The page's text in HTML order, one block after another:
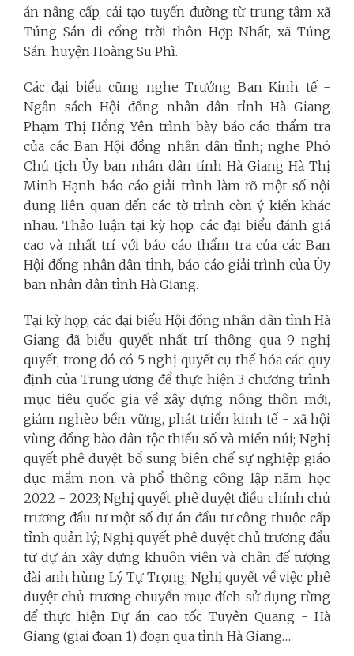
án nâng cấp, cải tạo tuyến đường từ trung tâm xã
Túng Sán đi cổng trời thôn Hợp Nhất, xã Túng
Sán, huyện Hoàng Su Phì.
Các đại biểu cũng nghe Trưởng Ban Kinh tế -
Ngân sách Hội đồng nhân dân tỉnh Hà Giang
Phạm Thị Hồng Yên trình bày báo cáo thẩm tra
của các Ban Hội đồng nhân dân tỉnh; nghe Phó
Chủ tịch Ủy ban nhân dân tỉnh Hà Giang Hà Thị
Minh Hạnh báo cáo giải trình làm rõ một số nội
dung liên quan đến các tờ trình còn ý kiến khác
nhau. Thảo luận tại kỳ họp, các đại biểu đánh giá
cao và nhất trí với báo cáo thẩm tra của các Ban
Hội đồng nhân dân tỉnh, báo cáo giải trình của Ủy
ban nhân dân tỉnh Hà Giang.
Tại kỳ họp, các đại biểu Hội đồng nhân dân tỉnh Hà
Giang đã biểu quyết nhất trí thông qua 9 nghị
quyết, trong đó có 5 nghị quyết cụ thể hóa các quy
định của Trung ương để thực hiện 3 chương trình
mục tiêu quốc gia về xây dựng nông thôn mới,
giảm nghèo bền vững, phát triển kinh tế - xã hội
vùng đồng bào dân tộc thiểu số và miền núi; Nghị
quyết phê duyệt bổ sung biên chế sự nghiệp giáo
dục mầm non và phổ thông công lập năm học
2022 - 2023; Nghị quyết phê duyệt điều chỉnh chủ
trương đầu tư một số dự án đầu tư công thuộc cấp
tỉnh quản lý; Nghị quyết phê duyệt chủ trương đầu
tư dự án xây dựng khuôn viên và chân đế tượng
đài anh hùng Lý Tự Trọng; Nghị quyết về việc phê
duyệt chủ trương chuyển mục đích sử dụng rừng
để thực hiện Dự án cao tốc Tuyên Quang - Hà
Giang (giai đoạn 1) đoạn qua tỉnh Hà Giang…